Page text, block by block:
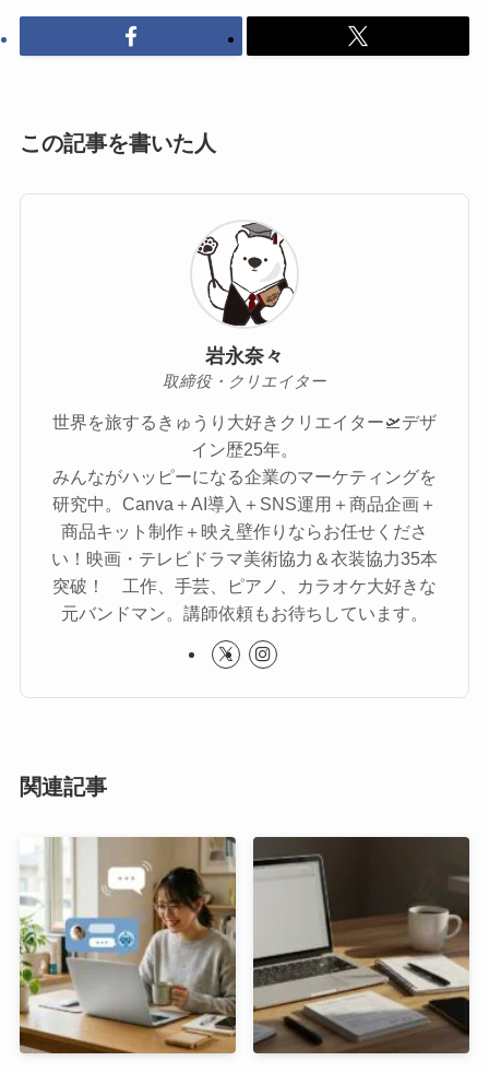
この記事を書いた人
岩永奈々
取締役・クリエイター
世界を旅するきゅうり大好きクリエイター🛫デザ
イン歴25年。
みんながハッピーになる企業のマーケティングを
研究中。Canva＋AI導入＋SNS運用＋商品企画＋
商品キット制作＋映え壁作りならお任せくださ
い！映画・テレビドラマ美術協力＆衣装協力35本
突破！ 工作、手芸、ピアノ、カラオケ大好きな
元バンドマン。講師依頼もお待ちしています。
関連記事